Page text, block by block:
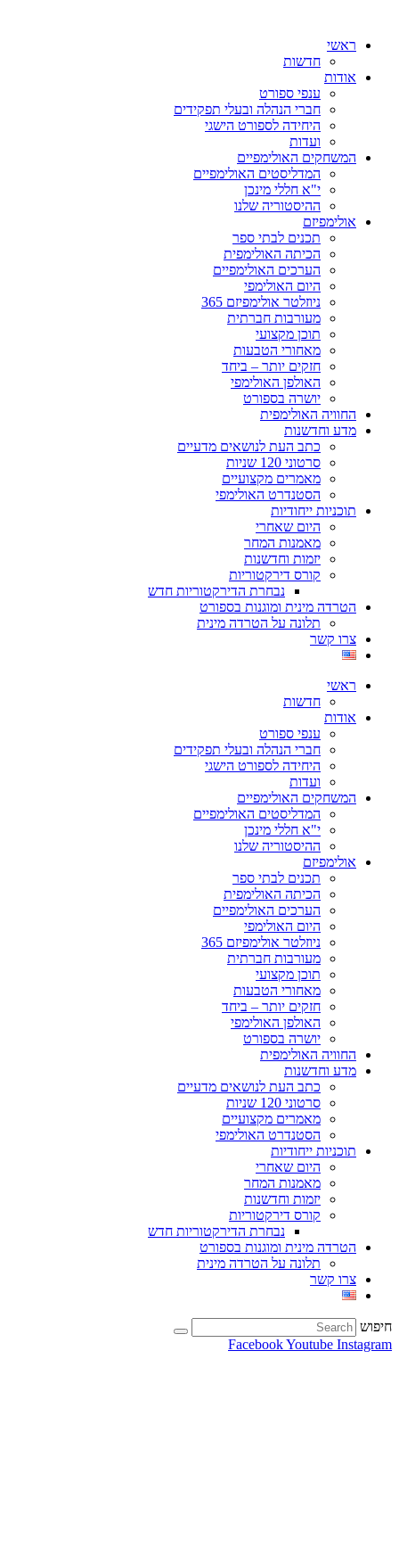
ראשי
חדשות
אודות
ענפי ספורט
חברי הנהלה ובעלי תפקידים
היחידה לספורט הישגי
ועדות
המשחקים האולימפיים
המדליסטים האולימפיים
י"א חללי מינכן
ההיסטוריה שלנו
אולימפיזם
תכנים לבתי ספר
הכיתה האולימפית
הערכים האולימפיים
היום האולימפי
ניוזלטר אולימפיזם 365
מעורבות חברתית
תוכן מקצועי
מאחורי הטבעות
חזקים יותר – ביחד
האולפן האולימפי
יושרה בספורט
החוויה האולימפית
מדע וחדשנות
כתב העת לנושאים מדעיים
סרטוני 120 שניות
מאמרים מקצועיים
הסטנדרט האולימפי
תוכניות ייחודיות
היום שאחרי
מאמנות המחר
יזמות וחדשנות
קורס דירקטוריות
נבחרת הדירקטוריות חדש
הטרדה מינית ומוגנות בספורט
תלונה על הטרדה מינית
צרו קשר
ראשי
חדשות
אודות
ענפי ספורט
חברי הנהלה ובעלי תפקידים
היחידה לספורט הישגי
ועדות
המשחקים האולימפיים
המדליסטים האולימפיים
י"א חללי מינכן
ההיסטוריה שלנו
אולימפיזם
תכנים לבתי ספר
הכיתה האולימפית
הערכים האולימפיים
היום האולימפי
ניוזלטר אולימפיזם 365
מעורבות חברתית
תוכן מקצועי
מאחורי הטבעות
חזקים יותר – ביחד
האולפן האולימפי
יושרה בספורט
החוויה האולימפית
מדע וחדשנות
כתב העת לנושאים מדעיים
סרטוני 120 שניות
מאמרים מקצועיים
הסטנדרט האולימפי
תוכניות ייחודיות
היום שאחרי
מאמנות המחר
יזמות וחדשנות
קורס דירקטוריות
נבחרת הדירקטוריות חדש
הטרדה מינית ומוגנות בספורט
תלונה על הטרדה מינית
צרו קשר
חיפוש
FacebookYoutube Instagram